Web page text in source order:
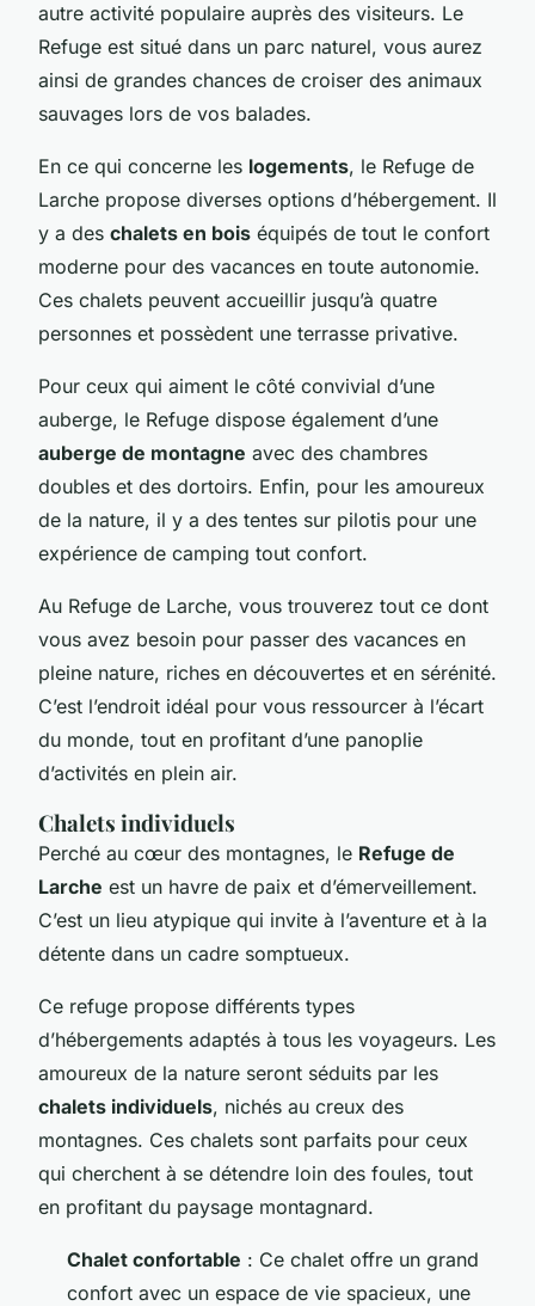
autre activité populaire auprès des visiteurs. Le
Refuge est situé dans un parc naturel, vous aurez
ainsi de grandes chances de croiser des animaux
sauvages lors de vos balades.
En ce qui concerne les logements, le Refuge de
Larche propose diverses options d’hébergement. Il
y a des chalets en bois équipés de tout le confort
moderne pour des vacances en toute autonomie.
Ces chalets peuvent accueillir jusqu’à quatre
personnes et possèdent une terrasse privative.
Pour ceux qui aiment le côté convivial d’une
auberge, le Refuge dispose également d’une
auberge de montagne avec des chambres
doubles et des dortoirs. Enfin, pour les amoureux
de la nature, il y a des tentes sur pilotis pour une
expérience de camping tout confort.
Au Refuge de Larche, vous trouverez tout ce dont
vous avez besoin pour passer des vacances en
pleine nature, riches en découvertes et en sérénité.
C’est l’endroit idéal pour vous ressourcer à l’écart
du monde, tout en profitant d’une panoplie
d’activités en plein air.
Chalets individuels
Perché au cœur des montagnes, le Refuge de
Larche est un havre de paix et d’émerveillement.
C’est un lieu atypique qui invite à l’aventure et à la
détente dans un cadre somptueux.
Ce refuge propose différents types
d’hébergements adaptés à tous les voyageurs. Les
amoureux de la nature seront séduits par les
chalets individuels, nichés au creux des
montagnes. Ces chalets sont parfaits pour ceux
qui cherchent à se détendre loin des foules, tout
en profitant du paysage montagnard.
Chalet confortable : Ce chalet offre un grand
confort avec un espace de vie spacieux, une